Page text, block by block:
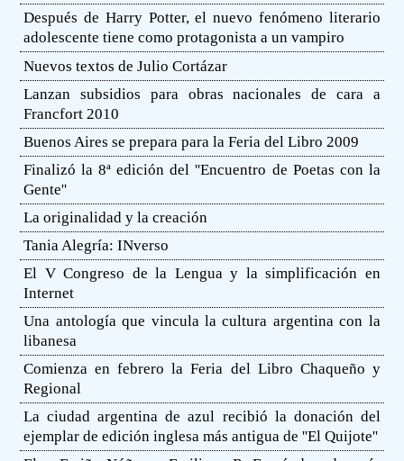
Después de Harry Potter, el nuevo fenómeno literario
adolescente tiene como protagonista a un vampiro
Nuevos textos de Julio Cortázar
Lanzan subsidios para obras nacionales de cara a
Francfort 2010
Buenos Aires se prepara para la Feria del Libro 2009
Finalizó la 8ª edición del ''Encuentro de Poetas con la
Gente''
La originalidad y la creación
Tania Alegría: INverso
El V Congreso de la Lengua y la simplificación en
Internet
Una antología que vincula la cultura argentina con la
libanesa
Comienza en febrero la Feria del Libro Chaqueño y
Regional
La ciudad argentina de azul recibió la donación del
ejemplar de edición inglesa más antigua de ''El Quijote''